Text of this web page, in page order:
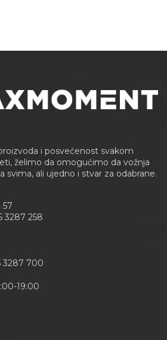
i posvećenost svakom
želimo da omogućimo da vožnja
svima, ali ujedno i stvar za odabrane.
57
3287 258
3287 700
19:00